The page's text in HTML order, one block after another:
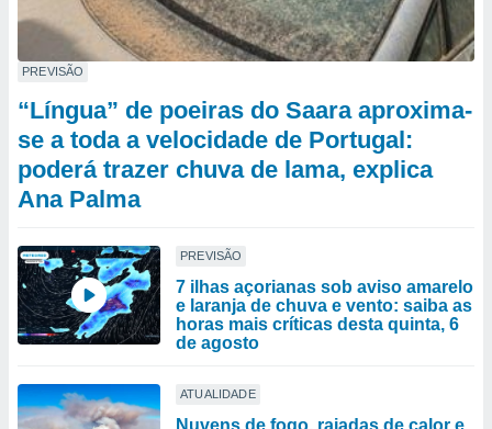
PREVISÃO
“Língua” de poeiras do Saara aproxima-
se a toda a velocidade de Portugal:
poderá trazer chuva de lama, explica
Ana Palma
PREVISÃO
7 ilhas açorianas sob aviso amarelo
e laranja de chuva e vento: saiba as
horas mais críticas desta quinta, 6
de agosto
ATUALIDADE
Nuvens de fogo, rajadas de calor e